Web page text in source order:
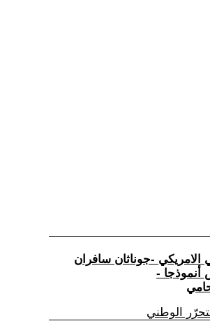
الامريكي -جوناثان سافران
أنموذجا -
الوطني